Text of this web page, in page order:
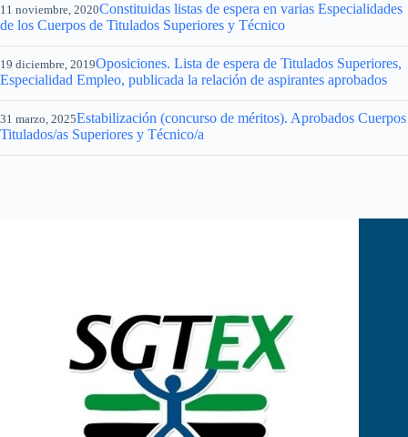
11 noviembre, 2020Constituidas listas de espera en varias Especialidades
de los Cuerpos de Titulados Superiores y Técnico
19 diciembre, 2019Oposiciones. Lista de espera de Titulados Superiores,
Especialidad Empleo, publicada la relación de aspirantes aprobados
31 marzo, 2025Estabilización (concurso de méritos). Aprobados Cuerpos
Titulados/as Superiores y Técnico/a